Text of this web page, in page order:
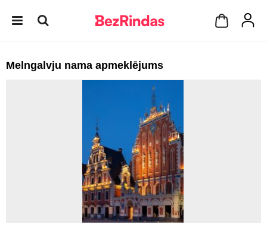
Melngalvju nama apmeklējums